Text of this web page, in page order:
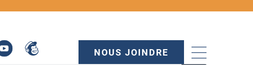
NOUS JOINDRE